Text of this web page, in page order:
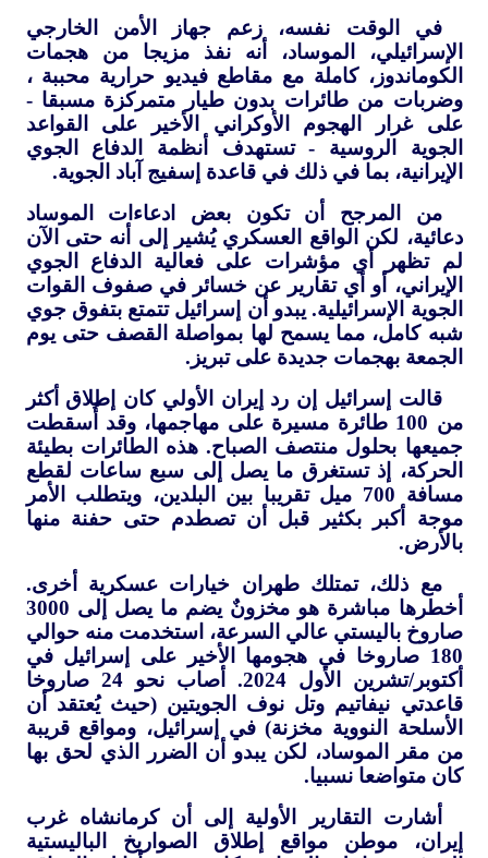
في الوقت نفسه، زعم جهاز الأمن الخارجي
الإسرائيلي، الموساد، أنه نفذ مزيجا من هجمات
الكوماندوز، كاملة مع مقاطع فيديو حرارية محببة ،
وضربات من طائرات بدون طيار متمركزة مسبقا -
على غرار الهجوم الأوكراني الأخير على القواعد
الجوية الروسية - تستهدف أنظمة الدفاع الجوي
الإيرانية، بما في ذلك في قاعدة إسفيج آباد الجوية.
من المرجح أن تكون بعض ادعاءات الموساد
دعائية، لكن الواقع العسكري يُشير إلى أنه حتى الآن
لم تظهر أي مؤشرات على فعالية الدفاع الجوي
الإيراني، أو أي تقارير عن خسائر في صفوف القوات
الجوية الإسرائيلية. يبدو أن إسرائيل تتمتع بتفوق جوي
شبه كامل، مما يسمح لها بمواصلة القصف حتى يوم
الجمعة بهجمات جديدة على تبريز.
قالت إسرائيل إن رد إيران الأولي كان إطلاق أكثر
من 100 طائرة مسيرة على مهاجمها، وقد أُسقطت
جميعها بحلول منتصف الصباح. هذه الطائرات بطيئة
الحركة، إذ تستغرق ما يصل إلى سبع ساعات لقطع
مسافة 700 ميل تقريبا بين البلدين، ويتطلب الأمر
موجة أكبر بكثير قبل أن تصطدم حتى حفنة منها
بالأرض.
مع ذلك، تمتلك طهران خيارات عسكرية أخرى.
أخطرها مباشرة هو مخزونٌ يضم ما يصل إلى 3000
صاروخ باليستي عالي السرعة، استخدمت منه حوالي
180 صاروخا في هجومها الأخير على إسرائيل في
أكتوبر/تشرين الأول 2024. أصاب نحو 24 صاروخا
قاعدتي نيفاتيم وتل نوف الجويتين (حيث يُعتقد أن
الأسلحة النووية مخزنة) في إسرائيل، ومواقع قريبة
من مقر الموساد، لكن يبدو أن الضرر الذي لحق بها
كان متواضعا نسبيا.
أشارت التقارير الأولية إلى أن كرمانشاه غرب
إيران، موطن مواقع إطلاق الصواريخ الباليستية